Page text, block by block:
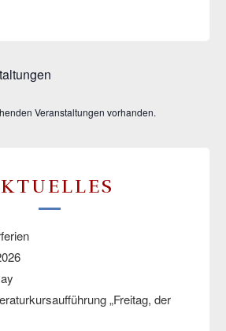
Veranstaltungen vorhanden.
„Freitag, der